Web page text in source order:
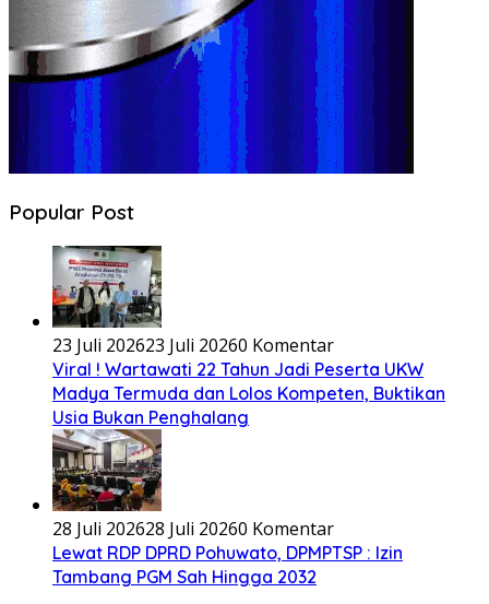
Popular Post
23 Juli 202623 Juli 20260 Komentar
Viral ! Wartawati 22 Tahun Jadi Peserta UKW
Madya Termuda dan Lolos Kompeten, Buktikan
Usia Bukan Penghalang
28 Juli 202628 Juli 20260 Komentar
Lewat RDP DPRD Pohuwato, DPMPTSP : Izin
Tambang PGM Sah Hingga 2032